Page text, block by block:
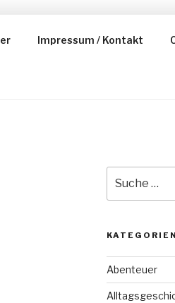
Impressum / Kontakt
nach:
Abenteuer